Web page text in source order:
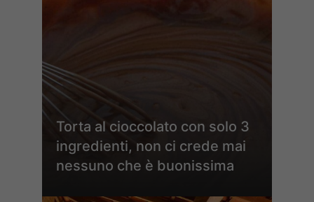
Torta al cioccolato con solo 3
ingredienti, non ci crede mai
nessuno che è buonissima